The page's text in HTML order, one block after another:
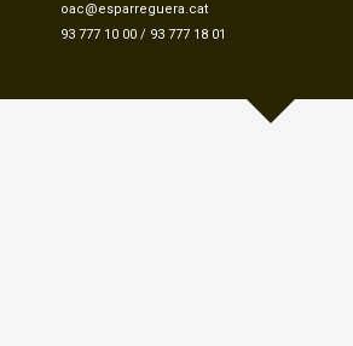
oac@esparreguera.cat
93 777 10 00 / 93 777 18 01